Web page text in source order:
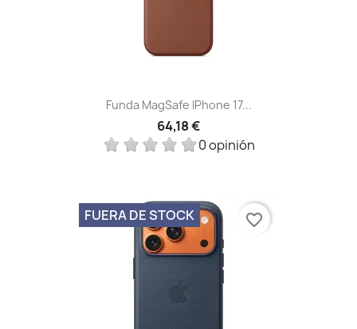
Funda MagSafe IPhone 17...
64,18 €
0 opinión
FUERA DE STOCK favorite_border